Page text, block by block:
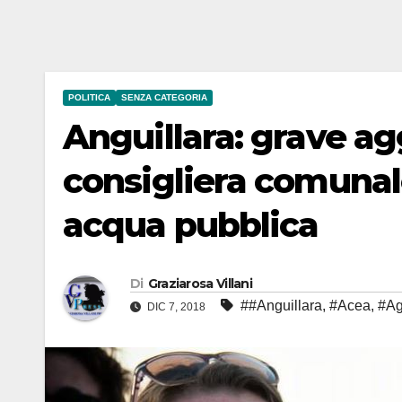
POLITICA SENZA CATEGORIA
Anguillara: grave
consigliera
acqua pubblica
Di Graziarosa Villani
DIC 7, 2018 ##Anguillara, #Acea,